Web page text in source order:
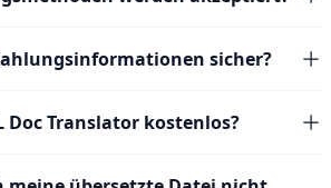
sicher?
Doc Translator kostenlos?